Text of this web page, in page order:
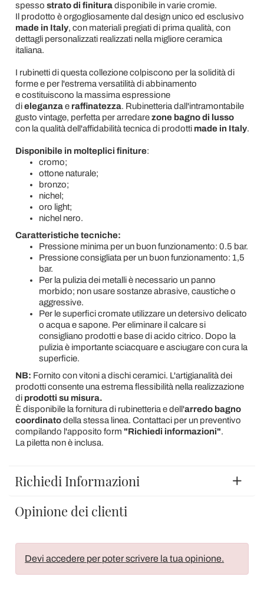
spesso strato di finituradisponibile in varie cromie.
Il prodotto è orgogliosamente dal design unico ed esclusivo
made in Italy, con materiali pregiati di prima qualità, con
dettagli personalizzati realizzati nella migliore ceramica
italiana.
I rubinetti di questa collezione colpiscono per la solidità di
forme e per l'estrema versatilità di abbinamento
e costituiscono la massima espressione
dieleganzae raffinatezza. Rubinetteria dall'intramontabile
gusto vintage, perfetta per arredarezone bagno di lusso
con la qualità dell'affidabilità tecnica di prodotti made in Italy.
Disponibile in molteplici finiture:
cromo;
ottone naturale;
bronzo;
nichel;
oro light;
nichel nero.
Caratteristiche tecniche:
Pressione minima per un buon funzionamento: 0.5 bar.
Pressione consigliata per un buon funzionamento: 1,5
bar.
Per la pulizia dei metalli è necessario un panno
morbido; non usare sostanze abrasive, caustiche o
aggressive.
Per le superfici cromate utilizzare un detersivo delicato
o acqua e sapone. Per eliminare il calcare si
consigliano prodotti e base di acido citrico. Dopo la
pulizia è importante sciacquare e asciugare con cura la
superficie.
NB: Fornito con vitoni a dischi ceramici. L'artigianalità dei
prodotti consente una estrema flessibilità nella realizzazione
diprodotti su misura.
È disponibile la fornitura di rubinetteria e dell'arredo bagno
coordinatodella stessa linea. Contattaci per un preventivo
compilando l'apposito form "Richiedi informazioni".
La piletta non è inclusa.
Richiedi Informazioni
Opinione dei clienti
Devi accedere per poter scrivere la tua opinione.